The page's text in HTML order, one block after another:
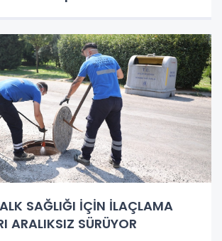
SAĞLIĞI İÇİN İLAÇLAMA
ARALIKSIZ SÜRÜYOR